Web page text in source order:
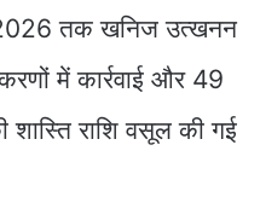
तक खनिज उत्खनन
में कार्रवाई और 49
राशि वसूल की गई